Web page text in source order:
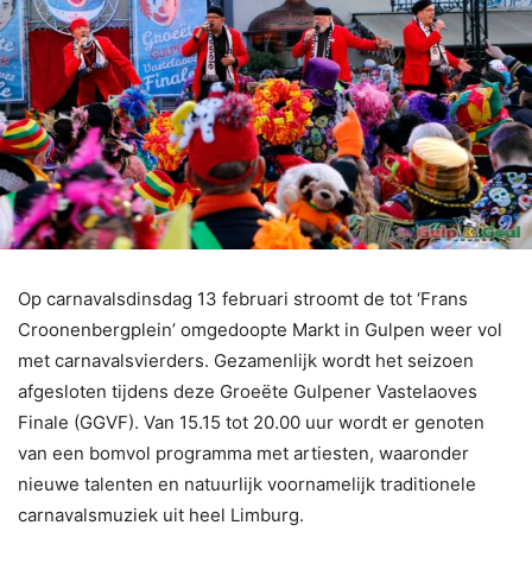
Op carnavalsdinsdag 13 februari stroomt de tot ‘Frans
Croonenbergplein’ omgedoopte Markt in Gulpen weer vol
met carnavalsvierders. Gezamenlijk wordt het seizoen
afgesloten tijdens deze Groeëte Gulpener Vastelaoves
Finale (GGVF). Van 15.15 tot 20.00 uur wordt er genoten
van een bomvol programma met artiesten, waaronder
nieuwe talenten en natuurlijk voornamelijk traditionele
carnavalsmuziek uit heel Limburg.